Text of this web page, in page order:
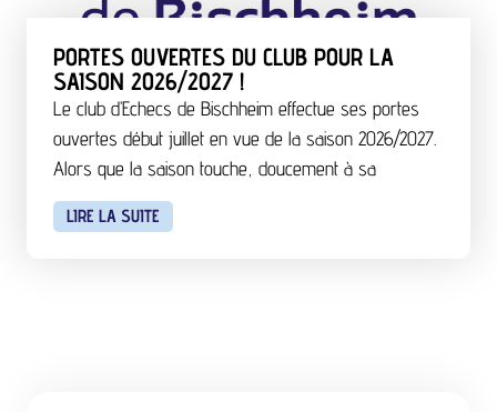
PORTES OUVERTES DU CLUB POUR LA
SAISON 2026/2027 !
Le club d’Echecs de Bischheim effectue ses portes
ouvertes début juillet en vue de la saison 2026/2027.
Alors que la saison touche, doucement à sa
LIRE LA SUITE